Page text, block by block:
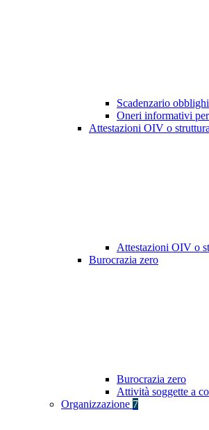
Scadenzario
Oneri informativi
Attestazioni OIV o
Attestazioni OIV o
Burocrazia zero
Burocrazia zero
Attività soggette a
Organizzazione 7